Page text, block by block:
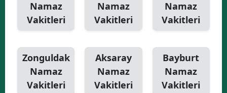
Namaz
Vakitleri
Namaz
Vakitleri
Namaz
Vakitleri
Zonguldak
Namaz
Vakitleri
Aksaray
Namaz
Vakitleri
Bayburt
Namaz
Vakitleri